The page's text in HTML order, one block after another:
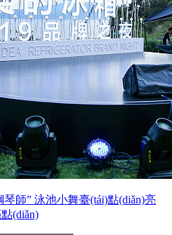
師” 泳池小舞臺(tái)點(diǎn)亮
(diǎn)